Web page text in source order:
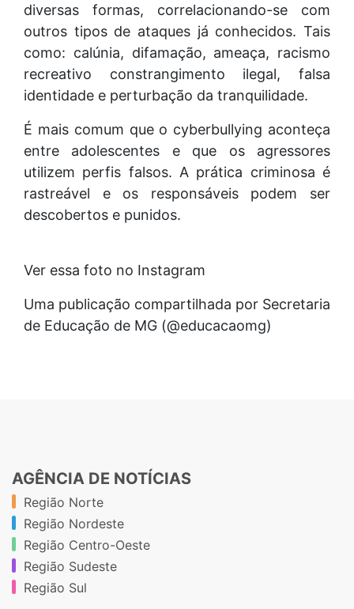
diversas formas, correlacionando-se com
outros tipos de ataques já conhecidos. Tais
como: calúnia, difamação, ameaça, racismo
recreativo constrangimento ilegal, falsa
identidade e perturbação da tranquilidade.
É mais comum que o cyberbullying aconteça
entre adolescentes e que os agressores
utilizem perfis falsos. A prática criminosa é
rastreável e os responsáveis podem ser
descobertos e punidos.
Ver essa foto no Instagram
Uma publicação compartilhada por Secretaria
de Educação de MG (@educacaomg)
AGÊNCIA DE NOTÍCIAS
Região Norte
Região Nordeste
Região Centro-Oeste
Região Sudeste
Região Sul